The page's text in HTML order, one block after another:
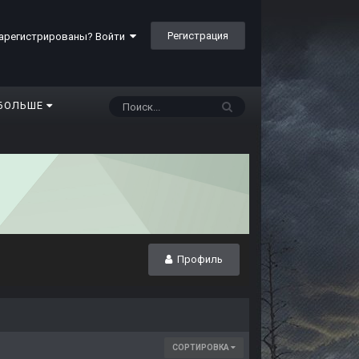
Войти Регистрация
Профиль
СОРТИРОВКА